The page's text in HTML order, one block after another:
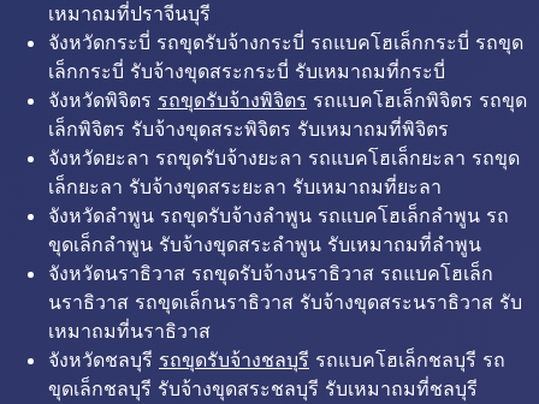
เหมาถมที่ปราจีนบุรี
จังหวัดกระบี่ รถขุดรับจ้างกระบี่ รถแบคโฮเล็กกระบี่ รถขุด
เล็กกระบี่ รับจ้างขุดสระกระบี่ รับเหมาถมที่กระบี่
จังหวัดพิจิตร รถขุดรับจ้างพิจิตร รถแบคโฮเล็กพิจิตร รถขุด
เล็กพิจิตร รับจ้างขุดสระพิจิตร รับเหมาถมที่พิจิตร
จังหวัดยะลา รถขุดรับจ้างยะลา รถแบคโฮเล็กยะลา รถขุด
เล็กยะลา รับจ้างขุดสระยะลา รับเหมาถมที่ยะลา
จังหวัดลำพูน รถขุดรับจ้างลำพูน รถแบคโฮเล็กลำพูน รถ
ขุดเล็กลำพูน รับจ้างขุดสระลำพูน รับเหมาถมที่ลำพูน
จังหวัดนราธิวาส รถขุดรับจ้างนราธิวาส รถแบคโฮเล็ก
นราธิวาส รถขุดเล็กนราธิวาส รับจ้างขุดสระนราธิวาส รับ
เหมาถมที่นราธิวาส
จังหวัดชลบุรี รถขุดรับจ้างชลบุรี รถแบคโฮเล็กชลบุรี รถ
ขุดเล็กชลบุรี รับจ้างขุดสระชลบุรี รับเหมาถมที่ชลบุรี